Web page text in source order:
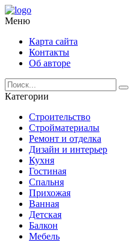
Меню
Карта сайта
Контакты
Об авторе
Категории
Строительство
Стройматериалы
Ремонт и отделка
Дизайн и интерьер
Кухня
Гостиная
Спальня
Прихожая
Ванная
Детская
Балкон
Мебель